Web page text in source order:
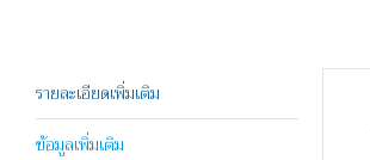
รายละเอียดเพิ่มเติม
ข้อมูลเพิ่มเติม